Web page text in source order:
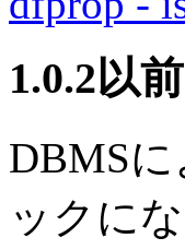
1.0.2以
DBMS
ックに